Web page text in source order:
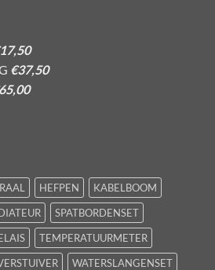
€37,50
HEFPEN
KABELBOOM
SPATBORDENSET
TEMPERATUURMETER
WATERSLANGENSET